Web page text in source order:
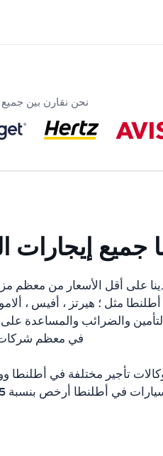
نحن نقارن بين جميع
جميع
على أقل الأسعار من معظم
مثل ؛ هيرتز ، أفيس ،
والضرائب والمساعدة
في معظم شركات
تأجير مختلفة في أطلنطا
في أطلنطا أرخص بنسبة 35٪ في المتوسط من الحجز المباشر.